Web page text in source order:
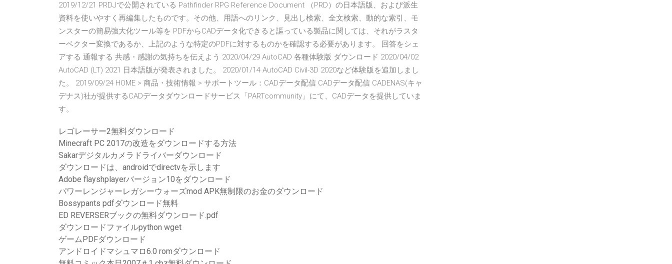
2019/12/21 PRDJで公開されている Pathfinder RPG Reference Document （PRD）の日本語版、および派生
資料を使いやすく再編集したものです。その他、用語へのリンク、見出し検索、全文検索、動的な索引、モ
ンスターの簡易強大化ツール等を PDFからCADデータ化できると謳っている製品に関しては、それがラスタ
ーベクター変換であるか、上記のような特定のPDFに対するものかを確認する必要があります。 回答をシェ
アする 通報する 共感・感謝の気持ちを伝えよう 2020/04/29 AutoCAD 各種体験版 ダウンロード 2020/04/02
AutoCAD (LT) 2021 日本語版が発表されました。 2020/01/14 AutoCAD Civil-3D 2020など体験版を追加しまし
た。 2019/09/24 HOME > 商品・技術情報 > サポートツール：CADデータ配信 CADデータ配信 CADENAS(キャ
デナス)社が提供するCADデータダウンロードサービス「PARTcommunity」にて、CADデータを提供していま
す。
レゴレーサー2無料ダウンロード
Minecraft PC 2017の改造をダウンロードする方法
Sakarデジタルカメラドライバーダウンロード
ダウンロードは、androidでdirectvを示します
Adobe flayshplayerバージョン10をダウンロード
パワーレンジャーレガシーウォーズmod APK無制限のお金のダウンロード
Bossypants pdfダウンロード無料
ED REVERSERブックの無料ダウンロード.pdf
ダウンロードファイルpython wget
ゲームPDFダウンロード
アンドロイドマシュマロ6.0 romダウンロード